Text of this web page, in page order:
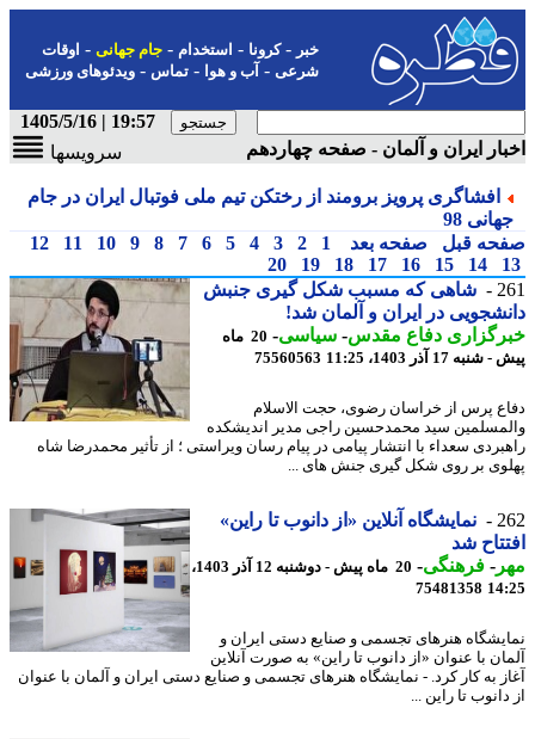
-کرونا-استخدام- جام جهانی-اوقات
شرعی-آب و هوا-تماس-ویدئوهای ورزشی
19:57 | 1405/5/16
ایران و آلمان - صفحه چهاردهم
سرویسها
افشاگری پرویز برومند از رختکن تیم ملی فوتبال ایران در جام
98
قبل صفحه بعد 1
2
3
4
5
6
7
8
9
10
11
12
14
15
16
17
18
19
20
شاهی که مسبب شکل گیری جنبش
در ایران و آلمان شد!
دفاع مقدس-سیاسی-
20 ماه
17 آذر 1403، 11:25
75560563
پرس از خراسان رضوی، حجت الاسلام
سید محمدحسین راجی مدیر اندیشکده
سعداء با انتشار پیامی در پیام رسان ویراستی ؛ از تأثیر محمدرضا شاه
بر روی شکل گیری جنش های ...
نمایشگاه آنلاین «از دانوب تا راین»
شد
-فرهنگی-
20 ماه پیش - دوشنبه 12 آذر 1403،
75481358
هنرهای تجسمی و صنایع دستی ایران و
با عنوان «از دانوب تا راین» به صورت آنلاین
به کار کرد. - نمایشگاه هنرهای تجسمی و صنایع دستی ایران و آلمان با عنوان
تا راین ...